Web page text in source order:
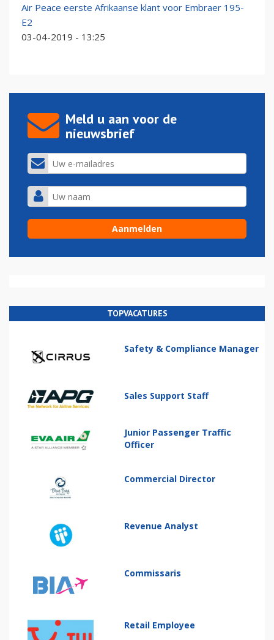
Air Peace eerste Afrikaanse klant voor Embraer 195-
E2
03-04-2019 - 13:25
Meld u aan voor de
nieuwsbrief
TOPVACATURES
Safety & Compliance Manager
Sales Support Staff
Junior Passenger Traffic
Officer
Commercial Director
Revenue Analyst
Commissaris
Retail Employee